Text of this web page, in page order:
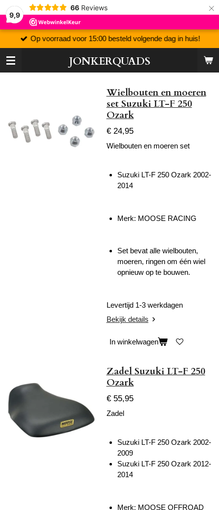
9,9
66 Reviews ×
JONKERQUADS
Op voorraad voor 15:00 besteld volgende dag in huis!
Wielbouten en moeren
set Suzuki LT-F 250
Ozark
€ 24,95
Wielbouten en moeren set
Suzuki LT-F 250 Ozark 2002-
2014
Merk: MOOSE RACING
Set bevat alle wielbouten,
moeren, ringen om één wiel
opnieuw op te bouwen.
Levertijd 1-3 werkdagen
Bekijk details
In winkelwagen
Zadel Suzuki LT-F 250
Ozark
€ 55,95
Zadel
Suzuki LT-F 250 Ozark 2002-
2009
Suzuki LT-F 250 Ozark 2012-
2014
Merk: MOOSE OFFROAD